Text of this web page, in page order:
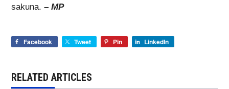
sakuna. – MP
Facebook Tweet Pin LinkedIn
RELATED ARTICLES